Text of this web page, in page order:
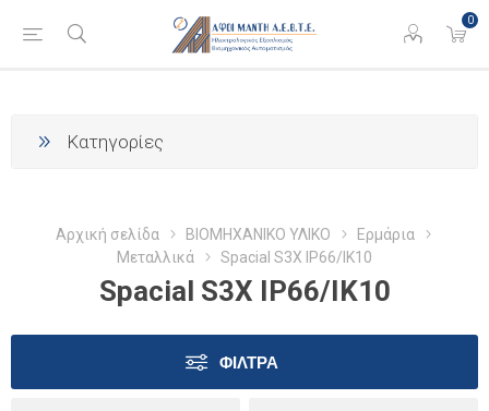
0
Κατηγορίες
Αρχική σελίδα ΒΙΟΜΗΧΑΝΙΚΟ ΥΛΙΚΟ
Ερμάρια
Μεταλλικά
Spacial S3X IP66/IK10
Spacial S3X IP66/IK10
ΦΊΛΤΡΑ